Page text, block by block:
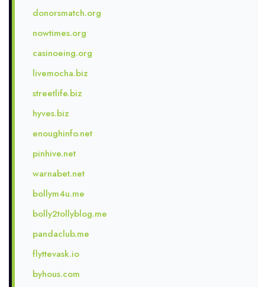
donorsmatch.org
nowtimes.org
casinoeing.org
livemocha.biz
streetlife.biz
hyves.biz
enoughinfo.net
pinhive.net
warnabet.net
bollym4u.me
bolly2tollyblog.me
pandaclub.me
flyttevask.io
byhous.com